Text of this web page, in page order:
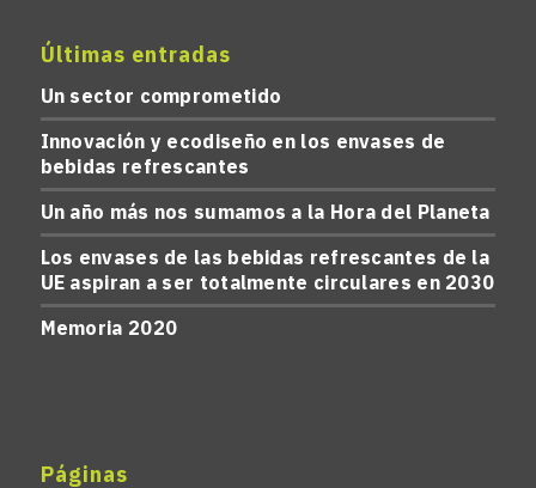
Últimas entradas
Un sector comprometido
Innovación y ecodiseño en los envases de
bebidas refrescantes
Un año más nos sumamos a la Hora del Planeta
Los envases de las bebidas refrescantes de la
UE aspiran a ser totalmente circulares en 2030
Memoria 2020
Páginas